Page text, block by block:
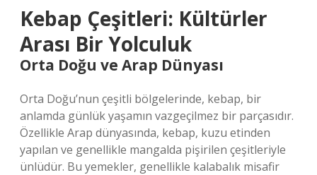
Kebap Çeşitleri: Kültürler
Arası Bir Yolculuk
Orta Doğu ve Arap Dünyası
Orta Doğu’nun çeşitli bölgelerinde, kebap, bir
anlamda günlük yaşamın vazgeçilmez bir parçasıdır.
Özellikle Arap dünyasında, kebap, kuzu etinden
yapılan ve genellikle mangalda pişirilen çeşitleriyle
ünlüdür. Bu yemekler, genellikle kalabalık misafir